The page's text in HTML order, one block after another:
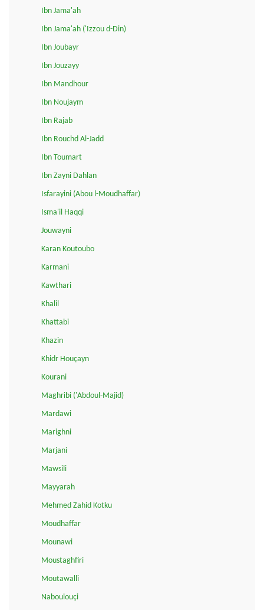
Ibn Jama'ah
Ibn Jama'ah ('Izzou d-Din)
Ibn Joubayr
Ibn Jouzayy
Ibn Mandhour
Ibn Noujaym
Ibn Rajab
Ibn Rouchd Al-Jadd
Ibn Toumart
Ibn Zayni Dahlan
Isfarayini (Abou l-Moudhaffar)
Isma'il Haqqi
Jouwayni
Karan Koutoubo
Karmani
Kawthari
Khalil
Khattabi
Khazin
Khidr Houçayn
Kourani
Maghribi ('Abdoul-Majid)
Mardawi
Marighni
Marjani
Mawsili
Mayyarah
Mehmed Zahid Kotku
Moudhaffar
Mounawi
Moustaghfiri
Moutawalli
Naboulouçi